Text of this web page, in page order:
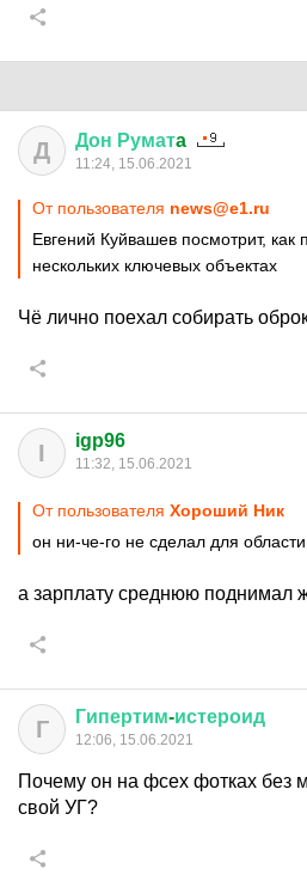
Д Дон Руматa
11:24, 15.06.2021
От пользователя news@e1.ru
Евгений Куйвашев посмотрит, как
нескольких ключевых объектах
Чё лично поехал собирать
I igp96
11:32, 15.06.2021
От пользователя Хороший Ник
он ни-че-го не сделал для
а зарплату среднюю поднимал
Г Гипертим-истероид
12:06, 15.06.2021
Почему он на фсех фотках без
свой УГ?